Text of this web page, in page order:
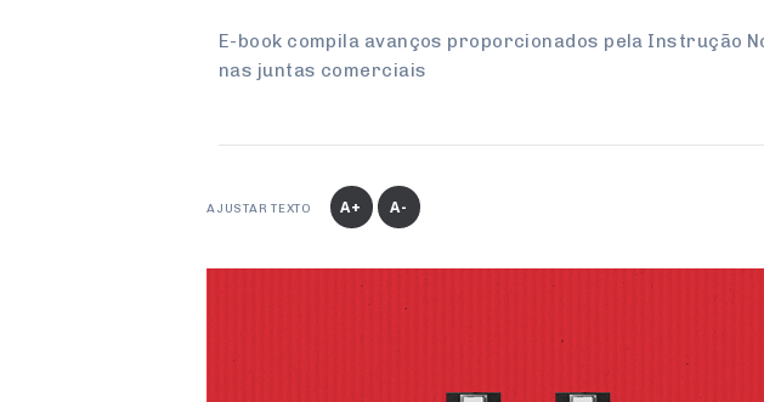
E-book compila avanços proporcionados pela Instrução
nas juntas comerciais
AJUSTAR TEXTO A+ A-